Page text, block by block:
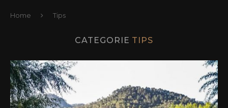
Home Tips
CATEGORIE TIPS